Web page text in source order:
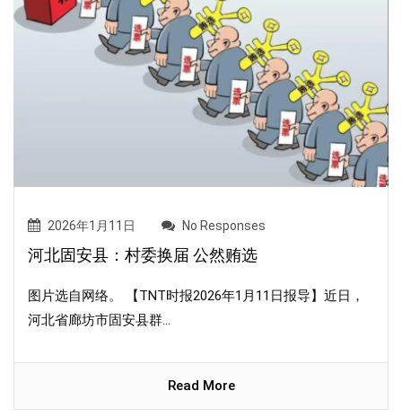
2026年1月11日 No Responses
河北固安县：村委换届 公然贿选
图片选自网络。 【TNT时报2026年1月11日报导】近日，
河北省廊坊市固安县群...
Read More